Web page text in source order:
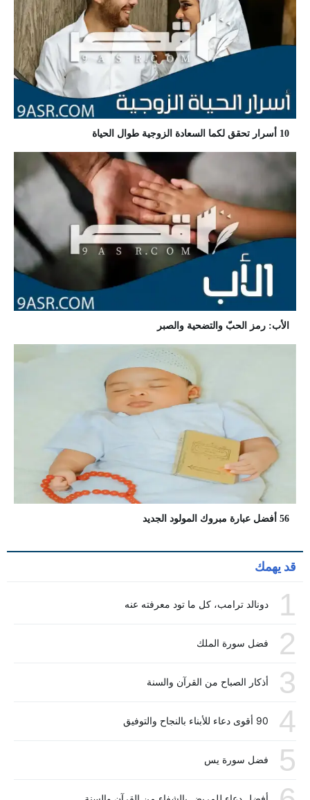
10 أسرار تحقق لكما السعادة الزوجية طوال الحياة
الأب: رمز الحبّ والتضحية والصبر
56 أفضل عبارة مبروك المولود الجديد
قد يهمك
1 دونالد ترامب، كل ما تود معرفته عنه
2 فضل سورة الملك
3 أذكار الصباح من القرآن والسنة
4 90 أقوى دعاء للأبناء بالنجاح والتوفيق
5 فضل سورة يس